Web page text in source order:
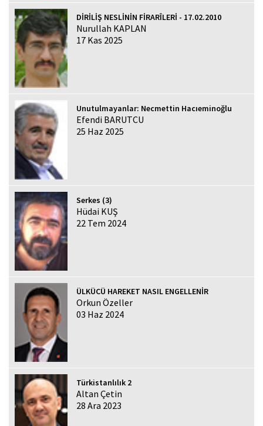
DİRİLİŞ NESLİNİN FİRARÎLERİ - 17.02.2010
Nurullah KAPLAN
17 Kas 2025
Unutulmayanlar: Necmettin Hacıeminoğlu
Efendi BARUTCU
25 Haz 2025
Serkes (3)
Hüdai KUŞ
22 Tem 2024
ÜLKÜCÜ HAREKET NASIL ENGELLENİR
Orkun Özeller
03 Haz 2024
Türkistanlılık 2
Altan Çetin
28 Ara 2023